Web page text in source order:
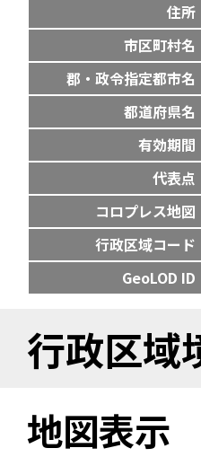
住所
市区町村名
郡・政令指定都市名
都道府県名
有効期間
代表点
コロプレス地図
行政区域コード
GeoLOD ID
行政区域
地図表示